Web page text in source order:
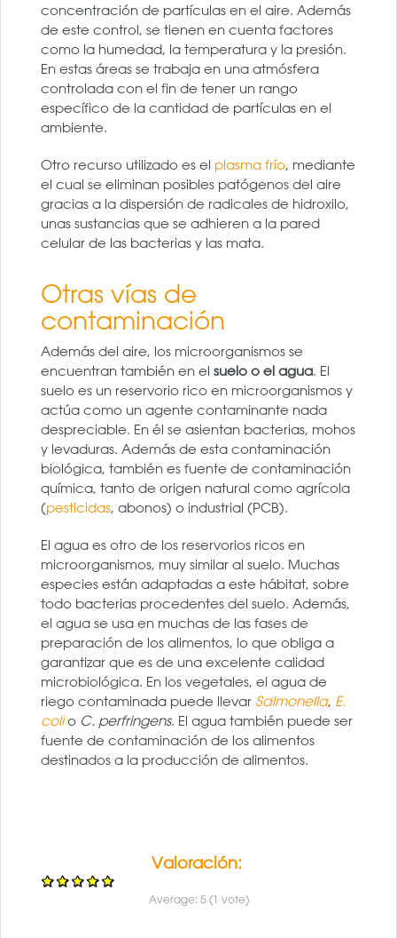
concentración de partículas en el aire. Además
de este control, se tienen en cuenta factores
como la humedad, la temperatura y la presión.
En estas áreas se trabaja en una atmósfera
controlada con el fin de tener un rango
específico de la cantidad de partículas en el
ambiente.
Otro recurso utilizado es el plasma frío, mediante
el cual se eliminan posibles patógenos del aire
gracias a la dispersión de radicales de hidroxilo,
unas sustancias que se adhieren a la pared
celular de las bacterias y las mata.
Otras vías de
contaminación
Además del aire, los microorganismos se
encuentran también en el suelo o el agua. El
suelo es un reservorio rico en microorganismos y
actúa como un agente contaminante nada
despreciable. En él se asientan bacterias, mohos
y levaduras. Además de esta contaminación
biológica, también es fuente de contaminación
química, tanto de origen natural como agrícola
(pesticidas, abonos) o industrial (PCB).
El agua es otro de los reservorios ricos en
microorganismos, muy similar al suelo. Muchas
especies están adaptadas a este hábitat, sobre
todo bacterias procedentes del suelo. Además,
el agua se usa en muchas de las fases de
preparación de los alimentos, lo que obliga a
garantizar que es de una excelente calidad
microbiológica. En los vegetales, el agua de
riego contaminada puede llevar Salmonella, E.
colio C. perfringens. El agua también puede ser
fuente de contaminación de los alimentos
destinados a la producción de alimentos.
Valoración:
Average: 5 (1 vote)